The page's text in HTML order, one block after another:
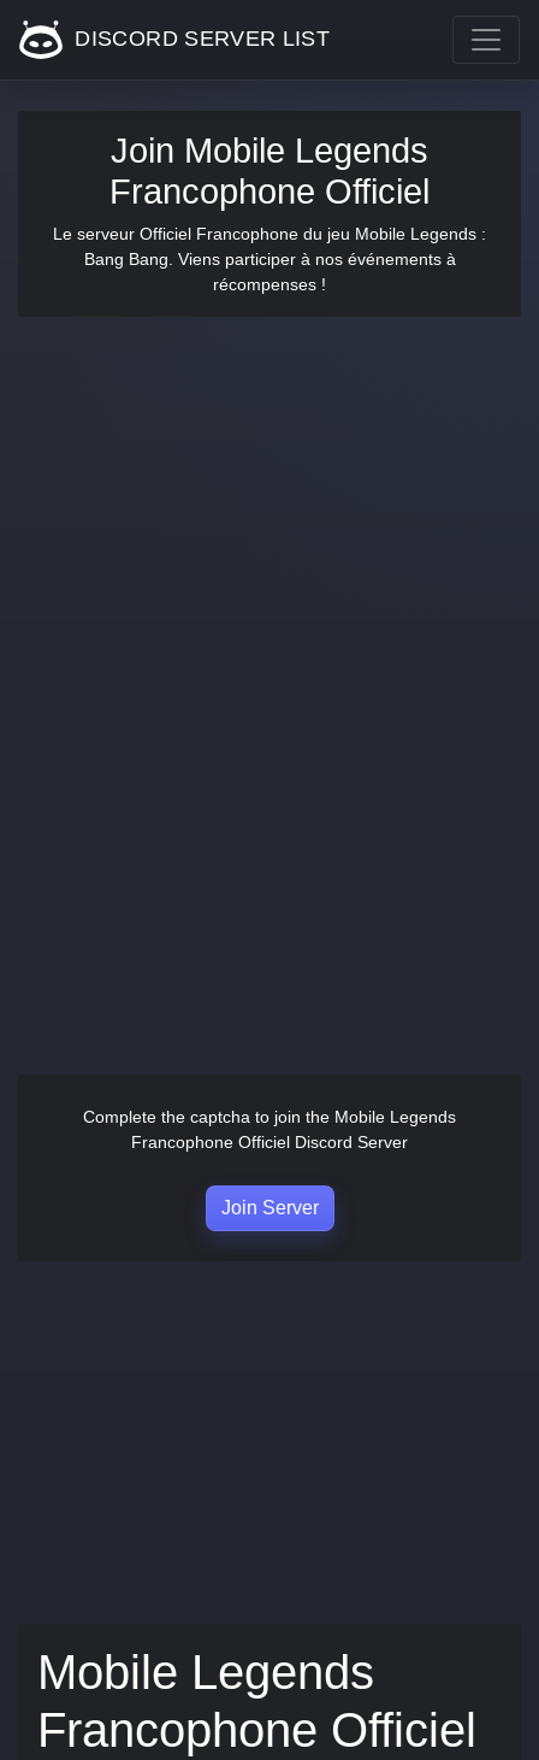
DISCORD SERVER LIST
Join Mobile Legends
Francophone Officiel
Le serveur Officiel Francophone du jeu Mobile Legends :
Bang Bang. Viens participer à nos événements à
récompenses !
Complete the captcha to join the Mobile Legends
Francophone Officiel Discord Server
Join Server
Mobile Legends
Francophone Officiel